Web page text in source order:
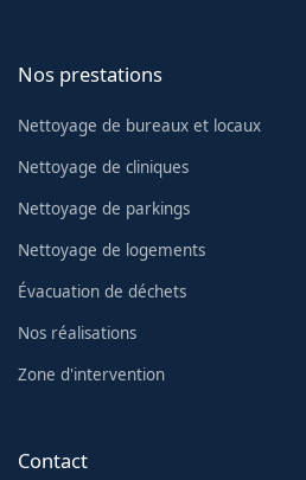
Nos prestations
Nettoyage de bureaux et locaux
Nettoyage de cliniques
Nettoyage de parkings
Nettoyage de logements
Évacuation de déchets
Nos réalisations
Zone d'intervention
Contact